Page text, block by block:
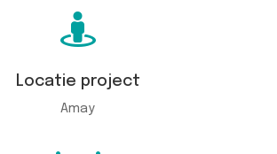

Locatie project
Amay